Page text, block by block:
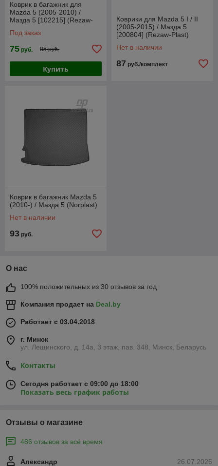
Коврик в багажник для
Mazda 5 (2005-2010) /
Мазда 5 [102215] (Rezaw-
Под заказ
75 руб. 85 руб.
Купить
Коврики для Mazda 5 I / II
(2005-2015) / Мазда 5
[200804] (Rezaw-Plast)
Нет в наличии
87 руб./комплект
Коврик в багажник Mazda 5
(2010-) / Мазда 5 (Norplast)
Нет в наличии
93 руб.
О нас
100% положительных из 30 отзывов за год
Компания продает на Deal.by
Работает с 03.04.2018
г. Минск
ул. Лещинского, д. 14а, 3 этаж, пав. 348, Минск, Беларусь
Контакты
Сегодня работает с 09:00 до 18:00
Показать весь график работы
Отзывы о магазине
486 отзывов за всё время
26.07.2026
Александр